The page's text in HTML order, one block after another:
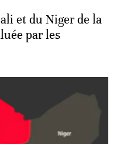
et du Niger de la
par les